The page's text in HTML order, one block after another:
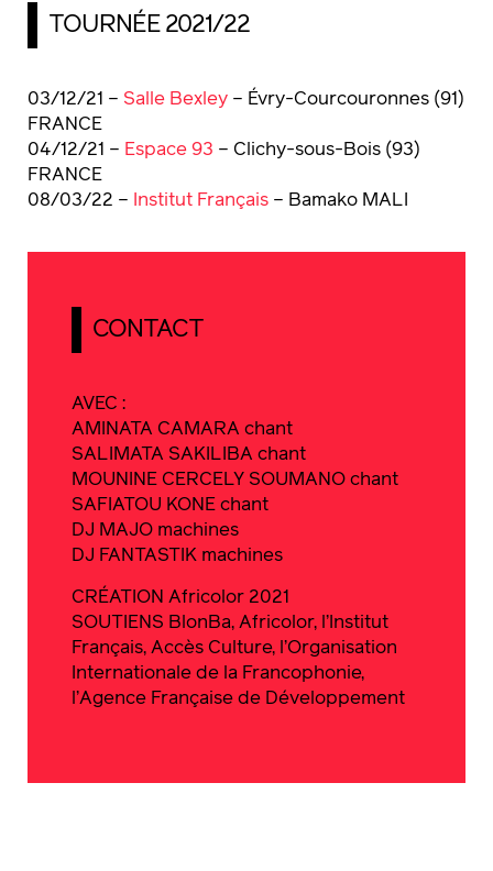
TOURNÉE 2021/22
03/12/21 – Salle Bexley – Évry-Courcouronnes (91)
FRANCE
04/12/21 – Espace 93 – Clichy-sous-Bois (93)
FRANCE
08/03/22 – Institut Français – Bamako MALI
CONTACT
AVEC :
AMINATA CAMARA chant
SALIMATA SAKILIBA chant
MOUNINE CERCELY SOUMANO chant
SAFIATOU KONE chant
DJ MAJO machines
DJ FANTASTIK machines
CRÉATION Africolor 2021
SOUTIENS BlonBa, Africolor, l’Institut
Français, Accès Culture, l’Organisation
Internationale de la Francophonie,
l’Agence Française de Développement